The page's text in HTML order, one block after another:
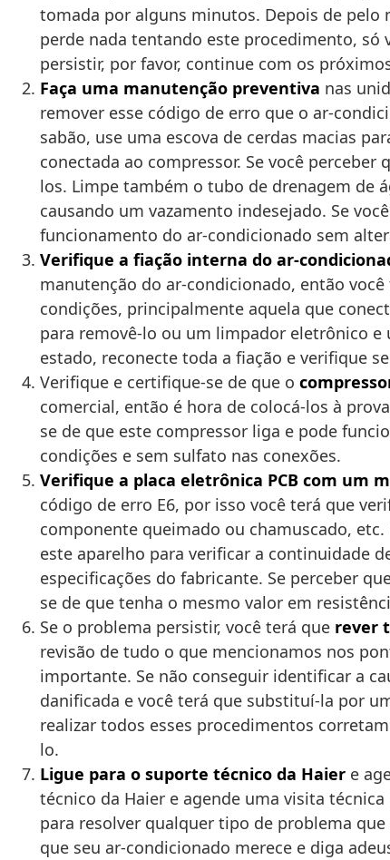
tomada por alguns minutos. Depois de pelo
perde nada tentando este procedimento, só
persistir, por favor, continue com os
Faça uma manutenção preventiva nas
remover esse código de erro que o ar-
sabão, use uma escova de cerdas macias
conectada ao compressor. Se você
los. Limpe também o tubo de drenagem de
causando um vazamento indesejado. Se
funcionamento do ar-condicionado sem
Verifique a fiação interna do ar-
manutenção do ar-condicionado, então
condições, principalmente aquela que
para removê-lo ou um limpador eletrônico e
estado, reconecte toda a fiação e verifique
Verifique e certifique-se de que o
comercial, então é hora de colocá-los à
se de que este compressor liga e pode
condições e sem sulfato nas conexões.
Verifique a placa eletrônica PCB com um
código de erro E6, por isso você terá que
componente queimado ou chamuscado,
este aparelho para verificar a continuidade
especificações do fabricante. Se perceber
se de que tenha o mesmo valor em
Se o problema persistir, você terá que rever
revisão de tudo o que mencionamos nos
importante. Se não conseguir identificar a
danificada e você terá que substituí-la por
realizar todos esses procedimentos
lo.
Ligue para o suporte técnico da Haier e
técnico da Haier e agende uma visita
para resolver qualquer tipo de problema
que seu ar-condicionado merece e diga